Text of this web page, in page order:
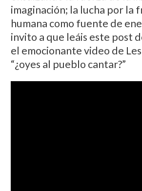
imaginación; la lucha por la
humana como fuente de
invito a que leáis este post
el emocionante video de
“¿oyes al pueblo cantar?”